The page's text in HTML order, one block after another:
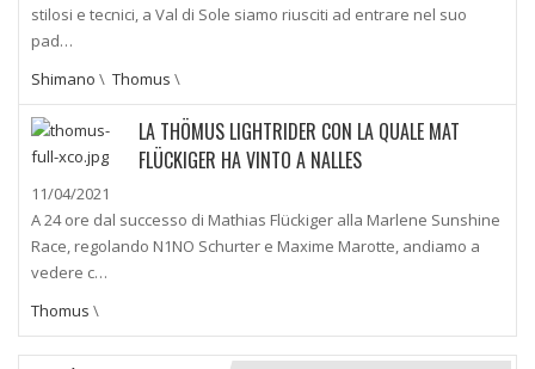
stilosi e tecnici, a Val di Sole siamo riusciti ad entrare nel suo
pad…
Shimano \ Thomus \
LA THÖMUS LIGHTRIDER CON LA QUALE MAT
FLÜCKIGER HA VINTO A NALLES
11/04/2021
A 24 ore dal successo di Mathias Flückiger alla Marlene Sunshine
Race, regolando N1NO Schurter e Maxime Marotte, andiamo a
vedere c…
Thomus \